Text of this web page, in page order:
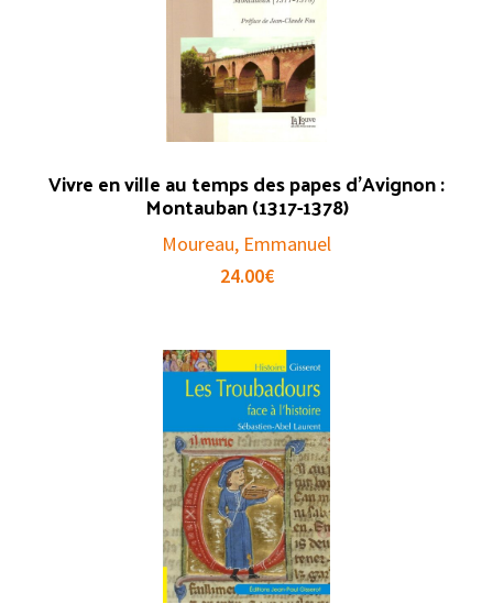
Vivre en ville au temps des papes d’Avignon :
Montauban (1317-1378)
Moureau, Emmanuel
24.00€